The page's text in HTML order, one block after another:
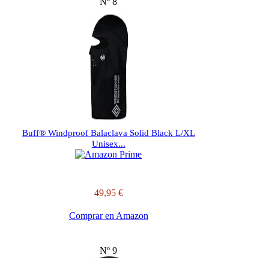
Buff® Windproof Balaclava Solid Black L/XL
Unisex...
49,95 €
Comprar en Amazon
Nº 9